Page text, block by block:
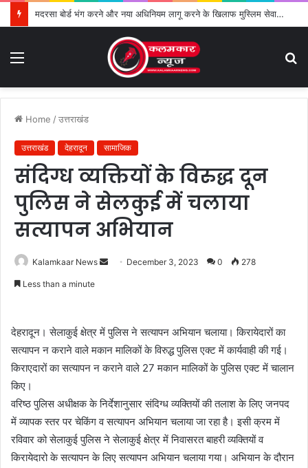
मदरसा बोर्ड भंग करने और नया अधिनियम लागू करने के खिलाफ मुस्लिम सेवा संगठन का विरोध तेज
Home /उत्तराखंड
उत्तराखंड देहरादून सामाजिक
संदिग्ध व्यक्तियों के विरुद्ध दून
पुलिस ने सेलकुई में चलाया
सत्यापन अभियान
Kalamkaar News
a
n
l
December 3, 2023 0 278
Less than a minute
देहरादून। सेलाकुई क्षेत्र में पुलिस ने सत्यापन अभियान चलाया। किरायेदारों का
सत्यापन न कराने वाले मकान मालिकों के विरुद्ध पुलिस एक्ट में कार्यवाही की गई।
किराएदारों का सत्यापन न कराने वाले 27 मकान मालिकों के पुलिस एक्ट में चालान
किए।
वरिष्ठ पुलिस अधीक्षक के निर्देशानुसार संदिग्ध व्यक्तियों की तलाश के लिए जनपद
में व्यापक स्तर पर चेकिंग व सत्यापन अभियान चलाया जा रहा है। इसी क्रम में
रविवार को सेलाकुई पुलिस ने सेलाकुई क्षेत्र में निवासरत बाहरी व्यक्तियों व
किरायेदारो के सत्यापन के लिए सत्यापन अभियान चलाया गया। अभियान के दौरान